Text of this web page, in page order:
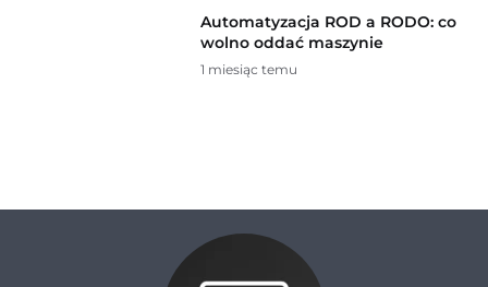
Automatyzacja ROD a RODO: co
wolno oddać maszynie
1 miesiąc temu